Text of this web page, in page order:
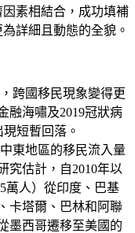
素相結合，成功填補
詳細且動態的全貌。
跨國移民現象變得更
融海嘯及2019冠狀病
短暫回落。
東地區的移民流入量
究估計，自2010年以
萬人）從印度、巴基
卡塔爾、巴林和阿聯
墨西哥遷移至美國的